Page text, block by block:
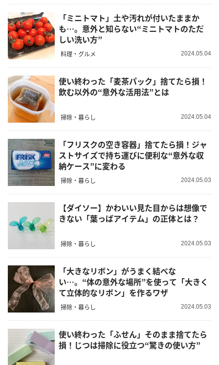
「ミニトマト」土や汚れが付いたままか
も…。意外と知らない“ミニトマトのただ
しい洗い方”
料理・グルメ 2024.05.04
使い終わった「麦茶パック」捨てたら損！
飲む以外の“意外な活用法”とは
掃除・暮らし 2024.05.04
「フリスクの空き容器」捨てたら損！ジャ
ストサイズで持ち運びに便利な“意外な収
納ケース”に変わる
掃除・暮らし 2024.05.03
【ダイソー】かわいい見た目からは想像で
きない「葉っぱアイテム」の正体とは？
掃除・暮らし 2024.05.03
「大きなリボン」がうまく結べな
い…。“体の意外な場所”を使って「大きく
て立体的なリボン」を作るワザ
掃除・暮らし 2024.05.03
使い終わった「ふせん」そのまま捨てたら
損！じつは掃除に役立つ“驚きの使い方”